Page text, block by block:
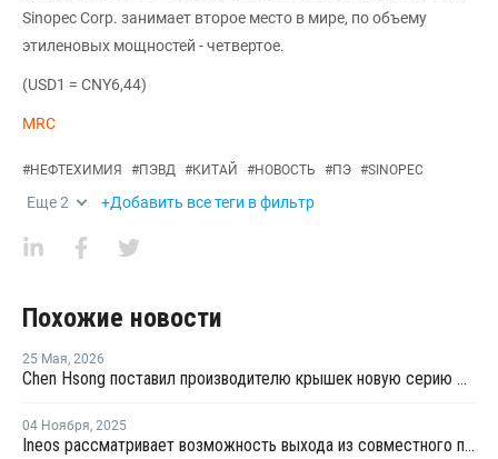
Sinopec Corp. занимает второе место в мире, по объему
этиленовых мощностей - четвертое.
(USD1 = CNY6,44)
MRC
#НЕФТЕХИМИЯ #ПЭВД #КИТАЙ #НОВОСТЬ #ПЭ #SINOPEC
Еще2 +Добавить все теги в фильтр
Похожие новости
25 Мая, 2026
Chen Hsong поставил производителю крышек новую серию двухкомпонентных ТПА
04 Ноября, 2025
Ineos рассматривает возможность выхода из совместного предприятия Sinopec Petchems